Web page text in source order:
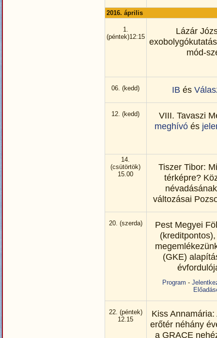
2016. április
1.
(péntek)12:15
Lázár
mód-
06. (kedd) IB és
12. (kedd)
VIII. Tavaszi
meghívó és
14.
(csütörtök)
15.00
Tiszer Tibor:
térképre?
változásai
20. (szerda)
Pest Megyei
(GKE)
Program -
22. (péntek)
12.15
Kiss
erőtér néhány
a GRACE